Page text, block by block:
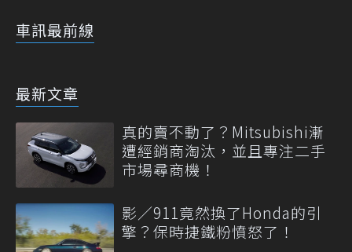
車訊最前線
最新文章
真的賣不動了？Mitsubishi漸
遭經銷商淘汰，並且專注二手
市場尋商機！
影／911竟然換了Honda的引
擎？保時捷鐵粉憤怒了！